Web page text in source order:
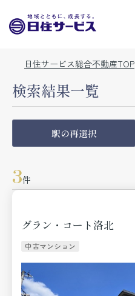
日住サービス総合不動産TOP
検索結果一覧
駅の再選択
3件
グラン・コート洛北
中古マンション